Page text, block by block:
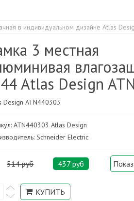
в индивидуальном дизайне Atlas
3 местная
Atlas Design
Design ATN440303
ATN440303 Atlas Design
Schneider Electric
514 руб 437 руб